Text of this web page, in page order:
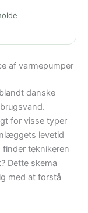
af varmepumper
danske
for visse typer
levetid
teknikeren
Dette skema
med at forstå